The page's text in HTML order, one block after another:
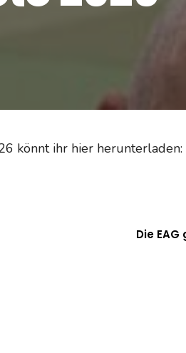
könnt ihr hier herunterladen:
Die